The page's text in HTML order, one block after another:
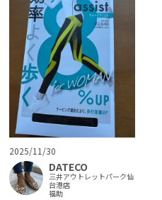
2025/11/30
DATECO
三井アウトレットパーク仙
台港店
福助